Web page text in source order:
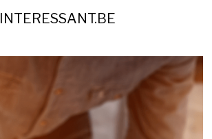
INTERESSANT.BE